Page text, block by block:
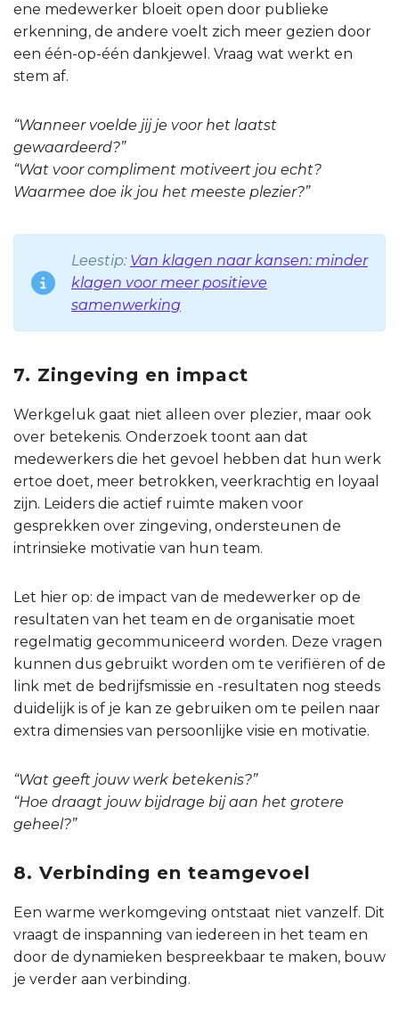
ene medewerker bloeit open door publieke
erkenning, de andere voelt zich meer gezien door
een één-op-één dankjewel. Vraag wat werkt en
stem af.
“Wanneer voelde jij je voor het laatst
gewaardeerd?”
“Wat voor compliment motiveert jou echt?
Waarmee doe ik jou het meeste plezier?”
Leestip: Van klagen naar kansen: minder
klagen voor meer positieve
samenwerking
7. Zingeving en impact
Werkgeluk gaat niet alleen over plezier, maar ook
over betekenis. Onderzoek toont aan dat
medewerkers die het gevoel hebben dat hun werk
ertoe doet, meer betrokken, veerkrachtig en loyaal
zijn. Leiders die actief ruimte maken voor
gesprekken over zingeving, ondersteunen de
intrinsieke motivatie van hun team.
Let hier op: de impact van de medewerker op de
resultaten van het team en de organisatie moet
regelmatig gecommuniceerd worden. Deze vragen
kunnen dus gebruikt worden om te verifiëren of de
link met de bedrijfsmissie en -resultaten nog steeds
duidelijk is of je kan ze gebruiken om te peilen naar
extra dimensies van persoonlijke visie en motivatie.
“Wat geeft jouw werk betekenis?”
“Hoe draagt jouw bijdrage bij aan het grotere
geheel?”
8. Verbinding en teamgevoel
Een warme werkomgeving ontstaat niet vanzelf. Dit
vraagt de inspanning van iedereen in het team en
door de dynamieken bespreekbaar te maken, bouw
je verder aan verbinding.